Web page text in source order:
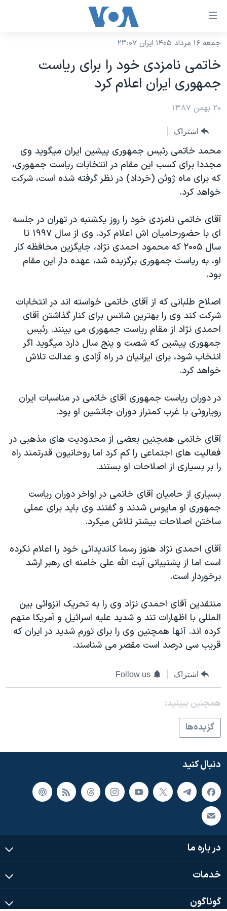
لینکهای
دسترسی
جهش
محتوای
اصلی
جهش
اصلی
جهش
جستجو
نسخه سبک وب‌سایت
موضوع ها
ایران
آمریکا
ورزشی
گزیده‌ها
ویدیوها
فرهنگ و زندگی
حقوق شهروندی
اقتصادی
اسرائیل در جنگ
گالری عکس
آرشیو پخش زنده
برنامه های تلویزیونی
جدول برنامه ها
صفحه‌های ویژه
جام جهانی ۲۰۲۶
عملیات خشم حماسی
بایگانی برنامه‌های تلویزیونی
مستندها
انتخابات ریاست جمهوری آمریکا ۲۰۲۴
حمله جمهوری اسلامی به اسرائیل
ورزش زنان در ایران
اعتراضات زن، زندگی، آزادی
مجموعه مستندهای دادخواهی
تریبونال مردمی آبان ۹۸
چهل سال گروگان‌گیری
اعتراضات مردمی آبان ۹۸
اسرائیل در جنگ
همایش محافظه‌کاران آمریکا «سی‌پک»
صفحه‌های ویژه
فرکانس‌های صدای آمریکا
پخش رادیویی
دنبال کنید
زبانهای مختلف
جمعه ۱۶ مرداد ۱۴۰۵ ایران ۲۳:۰۷
خاتمی نامزدی خود را برای رياست
جمهوری ايران اعلام کرد
۲۰ بهمن ۱۳۸۷
اشتراک
محمد خاتمی رئيس جمهوری پيشين ايران ميگويد وی
مجددا برای کسب اين مقام در انتخابات رياست جمهوری،
که برای ماه ژوئن (خرداد) در نظر گرفته شده است، شرکت
خواهد کرد.
آقای خاتمی نامزدی خود را روز يکشنبه در تهران در جلسه
ای با حضورحاميان اش اعلام کرد. وی از سال ۱۹۹۷ تا
سال ۲۰۰۵ که محمود احمدی نژاد، جايگزين محافظه کار
او، به رياست جمهوری برگزيده شد، عهده دار اين مقام
بود.
اصلاح طلبانی که از آقای خاتمی خواسته اند در انتخابات
شرکت کند وی را بهترين شانس برای کنار گذاشتن آقای
احمدی نژاد از مقام رياست جمهوری می بينند. رئيس
جمهوری پيشين که شصت و پنج سال دارد ميگويد اگر
انتخاب شود، برای ايرانيان در راه آزادی و عدالت تلاش
خواهد کرد.
در دوران رياست جمهوری آقای خاتمی در مناسبات ايران
روياروئی با غرب کمتراز دوران جانشين او بود.
آقای خاتمی همچنين بعضی از محدوديت های مذهبی در
فعاليت های اجتماعی را کم کرد اما روحانيون قدرتمند راه
را بر بسياری از اصلاحات او بستند.
بسياری از حاميان آقای خاتمی در اواخر دوران رياست
جمهوری او مايوس شدند و گفتند وی بايد برای عملی
ساختن اصلاحات بيشتر تلاش ميکرد.
آقای احمدی نژاد هنوز رسما کانديدائی خود را اعلام نکرده
است اما از پشتيبانی آيت الله علی خامنه ای رهبر ارشد
برخوردار است.
منتقدين آقای احمدی نژاد وی را به تحريک انزوائی بين
المللی با اظهارات تند و شديد عليه اسرائيل و آمريکا متهم
کرده اند. آنها همچنين وی را برای تورم شديد در ايران که
قريب سی درصد است مقصر می شناسند.
اشتراک Follow us
همچنبن ببینید:
گزيده‌ها
دنبال کنید
در باره ما
خدمات
گوناگون